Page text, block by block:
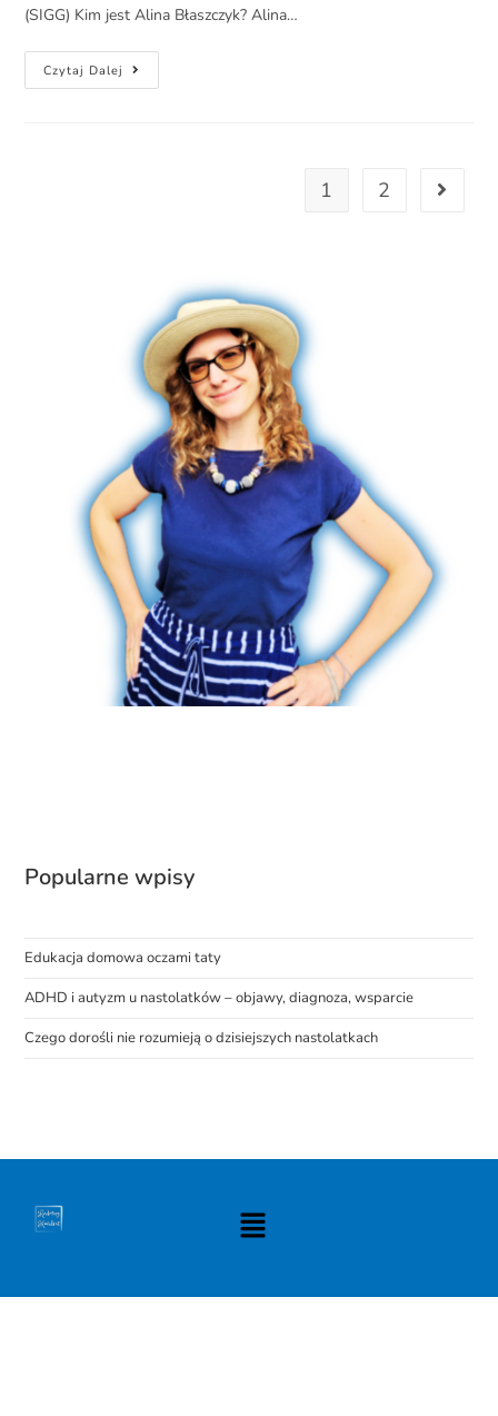
(SIGG) Kim jest Alina Błaszczyk? Alina…
Czytaj Dalej
1 2
Popularne wpisy
Edukacja domowa oczami taty
ADHD i autyzm u nastolatków – objawy, diagnoza, wsparcie
Czego dorośli nie rozumieją o dzisiejszych nastolatkach